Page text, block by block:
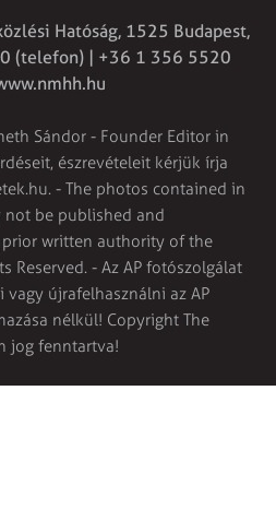
Hatóság, 1525 Budapest,
(telefon) | +36 1 356 5520
Sándor - Founder Editor in
észrevételeit kérjük írja
. - The photos contained in
not be published and
written authority of the
Reserved. - Az AP fotószolgálat
újrafelhasználni az AP
nélkül! Copyright The
jog fenntartva!